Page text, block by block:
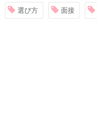
選び方 面接